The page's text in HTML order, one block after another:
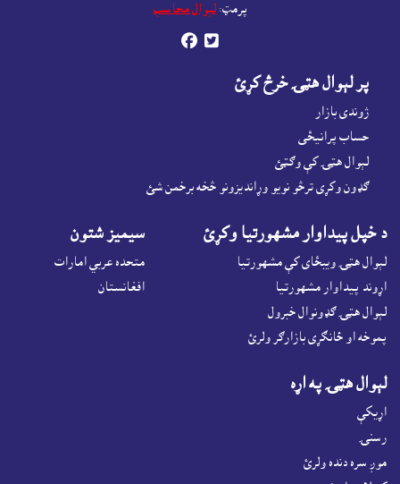
پرمټ:لېوال محاسب
 
پر لېوال هټۍ خرڅ کړئ
ژوندى بازار
حساب پرانيځى
لېوال هټۍ کې وګټئ
ګډون وکړى ترڅو نويو وړانديزونو څخه برخمن شئ
د خپل پيداوار مشهورتيا وکړئ
لېوال هټۍ ويبځاى کې مشهورتيا
اړوند پيداوار مشهورتيا
لېوال هټۍ ګډونوال خبرول
پموخه او ځانګړى بازارګر ولرئ
سيميز شتون
متحده عربي امارات
افغانستان
لېوال هټۍ په اړه
اړيکې
رسنۍ
موږ سره دنده ولرئ